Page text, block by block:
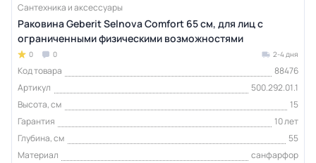
Сантехника и аксессуары
Раковина Geberit Selnova Comfort 65 см, для лиц с
ограниченными физическими возможностями
0 0 2-4 дня
Код товара
88476
Артикул
500.292.01.1
Высота, см
15
Гарантия
10 лет
Глубина, см
55
Материал
санфарфор